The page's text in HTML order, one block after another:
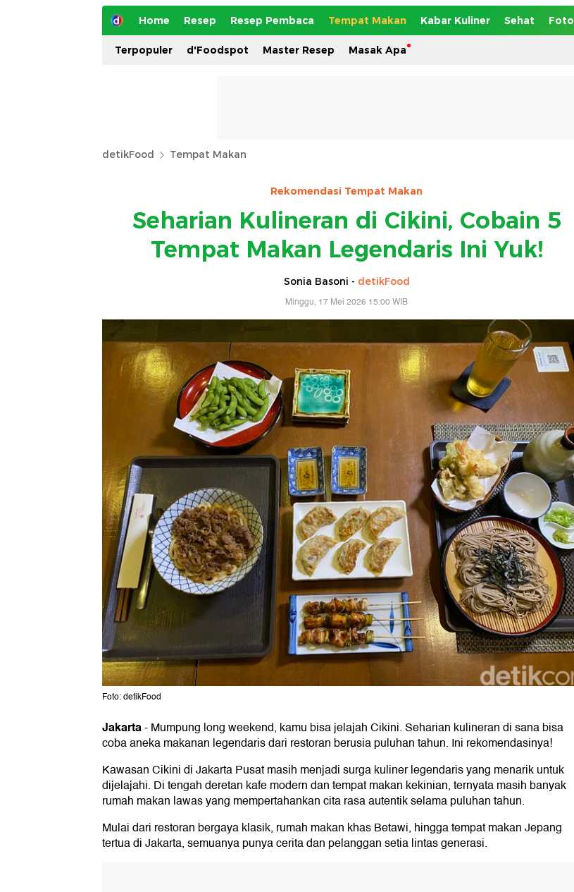
Home Resep Resep Pembaca Tempat Makan Kabar Kuliner Sehat Foto
Terpopuler d'Foodspot Master Resep Masak Apa
detikFood Tempat Makan
Rekomendasi Tempat Makan
Seharian Kulineran di Cikini, Cobain 5
Tempat Makan Legendaris Ini Yuk!
Sonia Basoni - detikFood
Minggu, 17 Mei 2026 15:00 WIB
Foto: detikFood
Jakarta-Mumpung long weekend, kamu bisa jelajah Cikini. Seharian kulineran di sana bisa
coba aneka makanan legendaris dari restoran berusia puluhan tahun. Ini rekomendasinya!
Kawasan Cikini di Jakarta Pusat masih menjadi surga kuliner legendaris yang menarik untuk
dijelajahi. Di tengah deretan kafe modern dan tempat makan kekinian, ternyata masih banyak
rumah makan lawas yang mempertahankan cita rasa autentik selama puluhan tahun.
Mulai dari restoran bergaya klasik, rumah makan khas Betawi, hingga tempat makan Jepang
tertua di Jakarta, semuanya punya cerita dan pelanggan setia lintas generasi.